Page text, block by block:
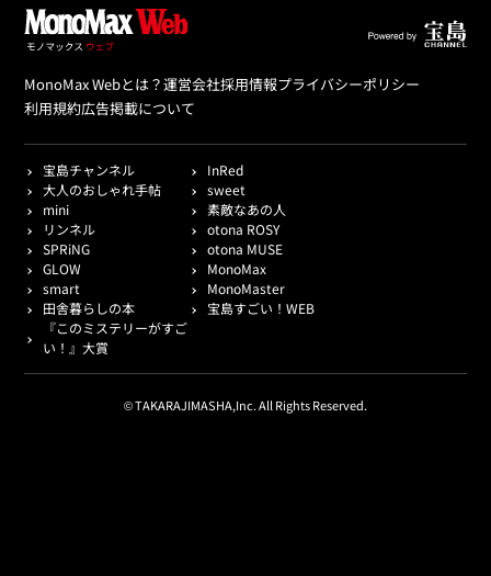
MonoMax Webとは？運営会社採用情報プライバシーポリシー
利用規約広告掲載について
宝島チャンネル
InRed
大人のおしゃれ手帖
sweet
mini
素敵なあの人
リンネル
otona ROSY
SPRiNG
otona MUSE
GLOW
MonoMax
smart
MonoMaster
田舎暮らしの本
宝島すごい！WEB
『このミステリーがすご
い！』大賞
© TAKARAJIMASHA,Inc. All Rights Reserved.